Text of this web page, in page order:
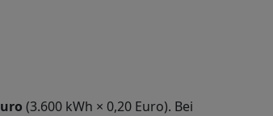
(3.600 kWh × 0,20 Euro). Bei